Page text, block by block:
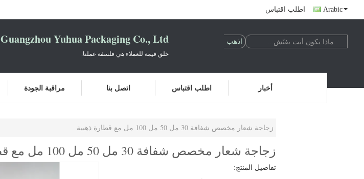
اطلب اقتباس Arabic
Guangzhou Yuhua Packaging Co., Ltd.
خلق قيمة للعملاء هي فلسفة عملنا.
مراقبة الجودة اتصل بنا اطلب اقتباس أخبار
زجاجة شعار مخصص شفافة 30 مل 50 مل 100 مل مع قطارة ذهبية
زجاجة شعار مخصص شفافة 30 مل 50 مل 100 مل مع قطارة ذهبية
تفاصيل المنتج: